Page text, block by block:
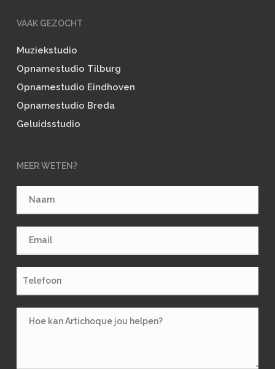
VAAK GEZOCHT
Muziekstudio
Opnamestudio Tilburg
Opnamestudio Eindhoven
Opnamestudio Breda
Geluidsstudio
MEER WETEN?